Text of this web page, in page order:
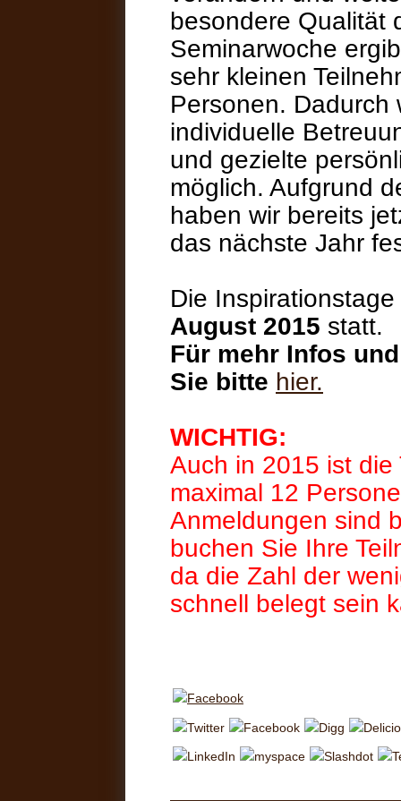
besondere Qualität
Seminarwoche
sehr kleinen
Personen. Dadurch
individuelle
und gezielte
möglich. Aufgrund
haben wir bereits
das nächste Jahr
Die
August 2015 statt.
Für mehr Infos
Sie bitte hier.
WICHTIG:
Auch in 2015 ist die
maximal 12
Anmeldungen sind
buchen Sie Ihre
da die Zahl der
schnell belegt sein